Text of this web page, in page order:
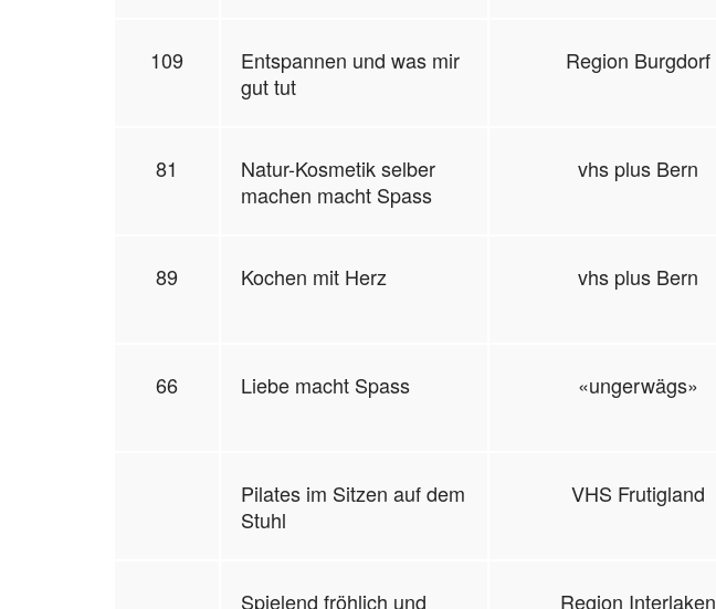
109
Entspannen und was mir
gut tut
Region Burgdorf
81
Natur-Kosmetik selber
machen macht Spass
vhs plus Bern
89 Kochen mit Herz vhs plus Bern
66 Liebe macht Spass «ungerwägs»
Pilates im Sitzen auf dem
Stuhl
VHS Frutigland
Spielend fröhlich und Region Interlaken